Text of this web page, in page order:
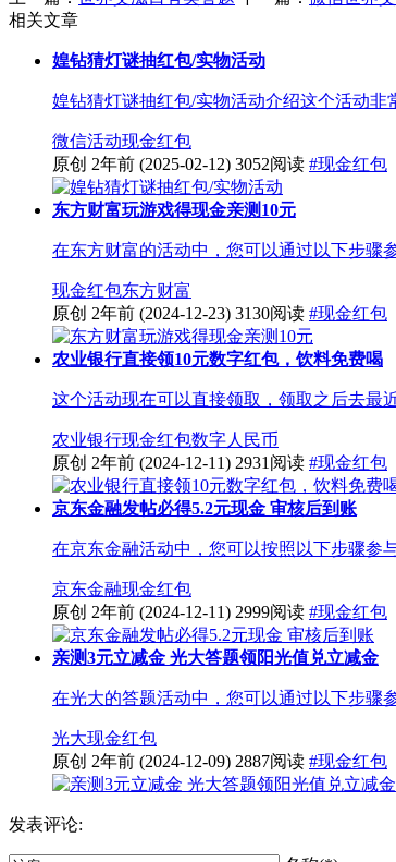
相关文章
媓钻猜灯谜抽红包/实物活动
媓钻猜灯谜抽红包/实物活动介绍这个活动
微信活动现金红包
原创 2年前 (2025-02-12) 3052阅读 #现金红包
东方财富玩游戏得现金亲测10元
在东方财富的活动中，您可以通过以下步骤
现金红包东方财富
原创 2年前 (2024-12-23) 3130阅读 #现金红包
农业银行直接领10元数字红包，饮料免费喝
这个活动现在可以直接领取，领取之后去最
农业银行现金红包数字人民币
原创 2年前 (2024-12-11) 2931阅读 #现金红包
京东金融发帖必得5.2元现金 审核后到账
在京东金融活动中，您可以按照以下步骤参
京东金融现金红包
原创 2年前 (2024-12-11) 2999阅读 #现金红包
亲测3元立减金 光大答题领阳光值兑立减金
在光大的答题活动中，您可以通过以下步骤
光大现金红包
原创 2年前 (2024-12-09) 2887阅读 #现金红包
发表评论: